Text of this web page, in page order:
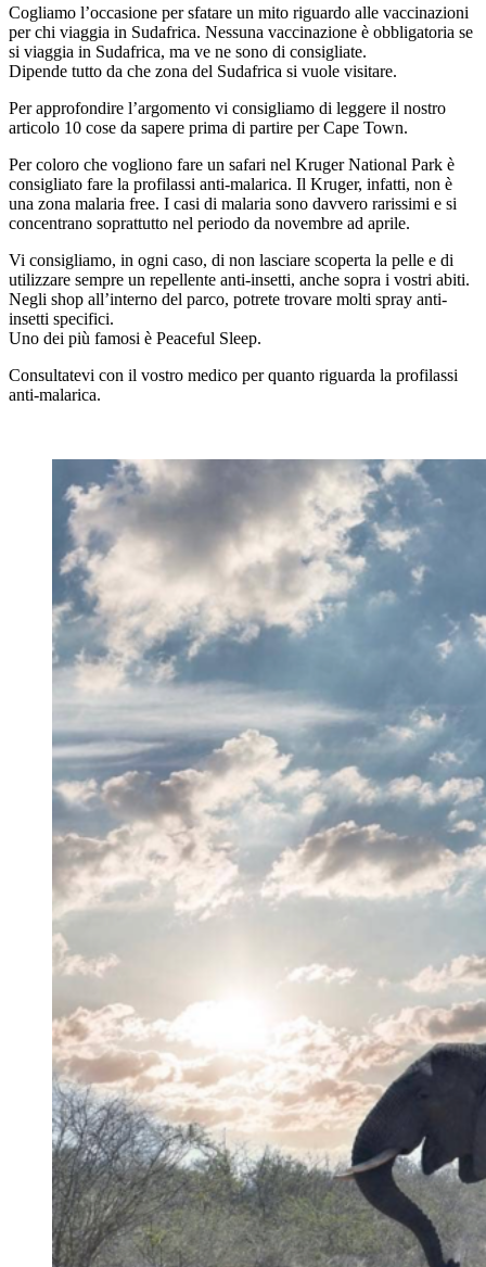
Cogliamo l’occasione per sfatare un mito riguardo alle vaccinazioni
per chi viaggia in Sudafrica. Nessuna vaccinazione è obbligatoria se
si viaggia in Sudafrica, ma ve ne sono di consigliate.
Dipende tutto da che zona del Sudafrica si vuole visitare.
Per approfondire l’argomento vi consigliamo di leggere il nostro
articolo 10 cose da sapere prima di partire per Cape Town.
Per coloro che vogliono fare un safari nel Kruger National Park è
consigliato fare la profilassi anti-malarica. Il Kruger, infatti, non è
una zona malaria free. I casi di malaria sono davvero rarissimi e si
concentrano soprattutto nel periodo da novembre ad aprile.
Vi consigliamo, in ogni caso, di non lasciare scoperta la pelle e di
utilizzare sempre un repellente anti-insetti, anche sopra i vostri abiti.
Negli shop all’interno del parco, potrete trovare molti spray anti-
insetti specifici.
Uno dei più famosi è Peaceful Sleep.
Consultatevi con il vostro medico per quanto riguarda la profilassi
anti-malarica.